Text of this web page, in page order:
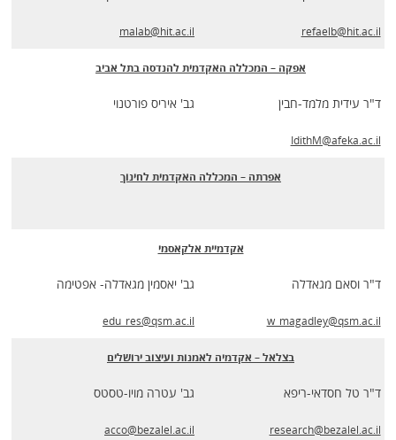
refaelb@hit.ac.il
malab@hit.ac.il
אפקה – המכללה האקדמית להנדסה בתל אביב
ד"ר עידית מלמד-חבין
IdithM@afeka.ac.il
גב' איריס פורטנוי
אפרתה – המכללה האקדמית לחינוך
אקדמיית אלקאסמי
ד"ר וסאם מגאדלה
w_magadley@qsm.ac.il
גב' יאסמין מגאדלה- אפטימה
edu_res@qsm.ac.il
בצלאל – אקדמיה לאמנות ועיצוב ירושלים
ד"ר טל חסדאי-ריפא
research@bezalel.ac.il
גב' עטרה מויו-טסטס
acco@bezalel.ac.il